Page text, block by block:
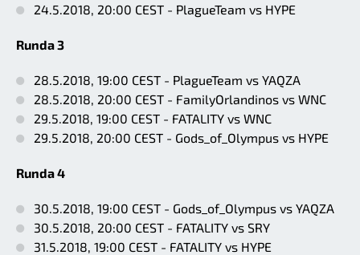
24.5.2018, 20:00 CEST - PlagueTeam vs HYPE
Runda 3
28.5.2018, 19:00 CEST - PlagueTeam vs YAQZA
28.5.2018, 20:00 CEST - FamilyOrlandinos vs WNC
29.5.2018, 19:00 CEST - FATALITY vs WNC
29.5.2018, 20:00 CEST - Gods_of_Olympus vs HYPE
Runda 4
30.5.2018, 19:00 CEST - Gods_of_Olympus vs YAQZA
30.5.2018, 20:00 CEST - FATALITY vs SRY
31.5.2018, 19:00 CEST - FATALITY vs HYPE